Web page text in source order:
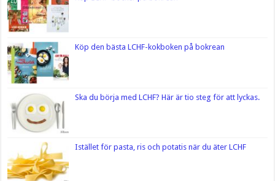
Köp den bästa LCHF-kokboken på bokrean
Ska du börja med LCHF? Här är tio steg för att lyckas.
Istället för pasta, ris och potatis när du äter LCHF